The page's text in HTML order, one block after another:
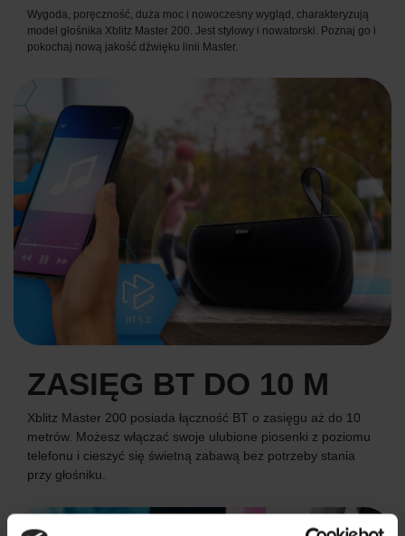
Wygoda, poręczność, duża moc i nowoczesny wygląd, charakteryzują
model głośnika Xblitz Master 200. Jest stylowy i nowatorski. Poznaj go i
pokochaj nową jakość dźwięku linii Master.
ZASIĘG BT DO 10 M
Xblitz Master 200 posiada łączność BT o zasięgu aż do 10
metrów. Możesz włączać swoje ulubione piosenki z poziomu
telefonu i cieszyć się świetną zabawą bez potrzeby stania
przy głośniku.